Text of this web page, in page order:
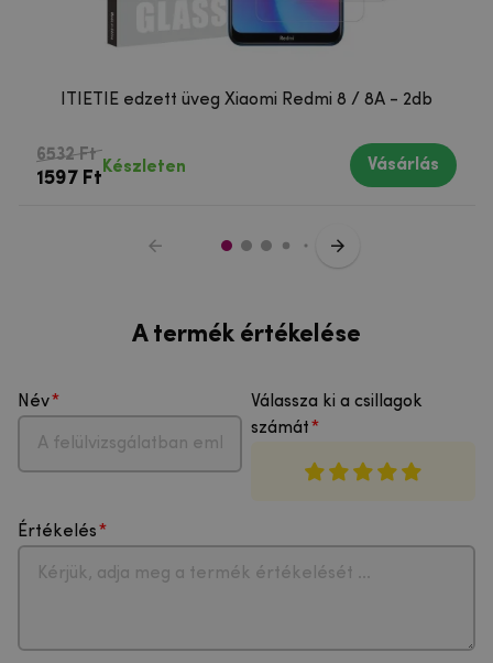
ITIETIE edzett üveg Xiaomi Redmi 8 / 8A - 2db
6532 Ft
1597 Ft
Készleten Vásárlás
A termék értékelése
Név
Válassza ki a csillagok
számát
Értékelés